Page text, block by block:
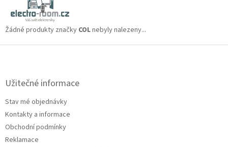
Žádné produkty značky COLnebyly nalezeny...
Z
Užitečné informace
Stav mé objednávky
Kontakty a informace
Obchodní podmínky
Reklamace